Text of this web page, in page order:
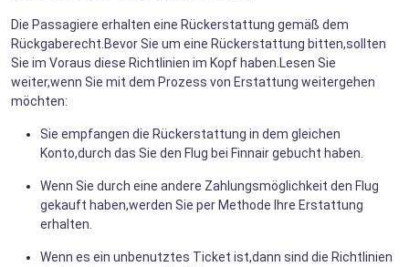
Die Passagiere erhalten eine Rückerstattung gemäß dem
Rückgaberecht.Bevor Sie um eine Rückerstattung bitten,sollten
Sie im Voraus diese Richtlinien im Kopf haben.Lesen Sie
weiter,wenn Sie mit dem Prozess von Erstattung weitergehen
möchten:
Sie empfangen die Rückerstattung in dem gleichen
Konto,durch das Sie den Flug bei Finnair gebucht haben.
Wenn Sie durch eine andere Zahlungsmöglichkeit den Flug
gekauft haben,werden Sie per Methode Ihre Erstattung
erhalten.
Wenn es ein unbenutztes Ticket ist,dann sind die Richtlinien